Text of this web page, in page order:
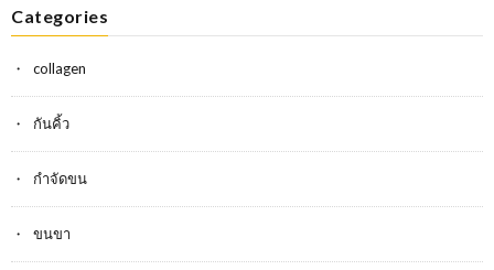
Categories
collagen
กันคิ้ว
กำจัดขน
ขนขา